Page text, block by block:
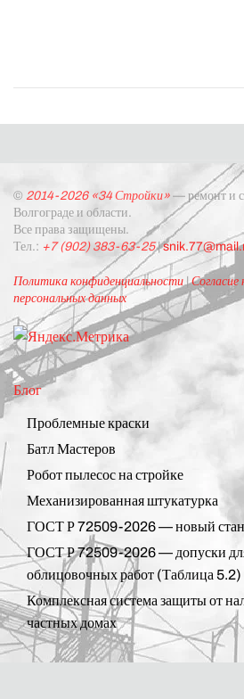
© 2014-2026 «34 Стройки» — ремонт и
Волгограде и области.
Все права защищены.
Тел.: +7 (902) 383-63-25|
Политика конфиденциальности|Согласие
персональных данных
Блог
Проблемные краски
Батл Мастеров
Робот пылесос на стройке
Механизированная штукатурка
ГОСТ Р 72509-2026 — новый
ГОСТ Р 72509-2026 — допуски
облицовочных работ (Таблица 5.2)
Комплексная система защиты от
частных домах